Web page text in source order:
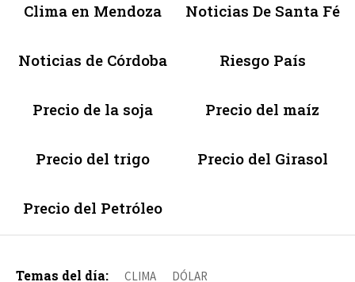
Clima en Mendoza Noticias De Santa Fé
Noticias de Córdoba Riesgo País
Precio de la soja Precio del maíz
Precio del trigo Precio del Girasol
Precio del Petróleo
Temas del día: CLIMA DÓLAR